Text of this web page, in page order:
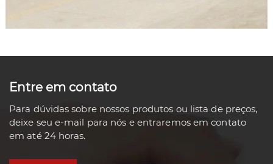
Entre em contato
Para dúvidas sobre nossos produtos ou lista de preços,
deixe seu e-mail para nós e entraremos em contato
em até 24 horas.